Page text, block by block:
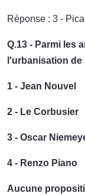
Réponse : 3 -
Q.13 - Parmi les
l'urbanisation de
1 - Jean Nouvel
2 - Le Corbusier
3 - Oscar
4 - Renzo Piano
Aucune